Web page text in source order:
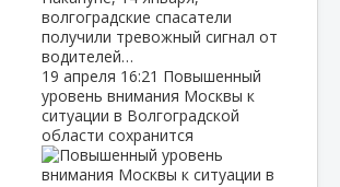
волгоградские спасатели
получили тревожный сигнал от
водителей…
19 апреля 16:21 Повышенный
уровень внимания Москвы к
ситуации в Волгоградской
области сохранится